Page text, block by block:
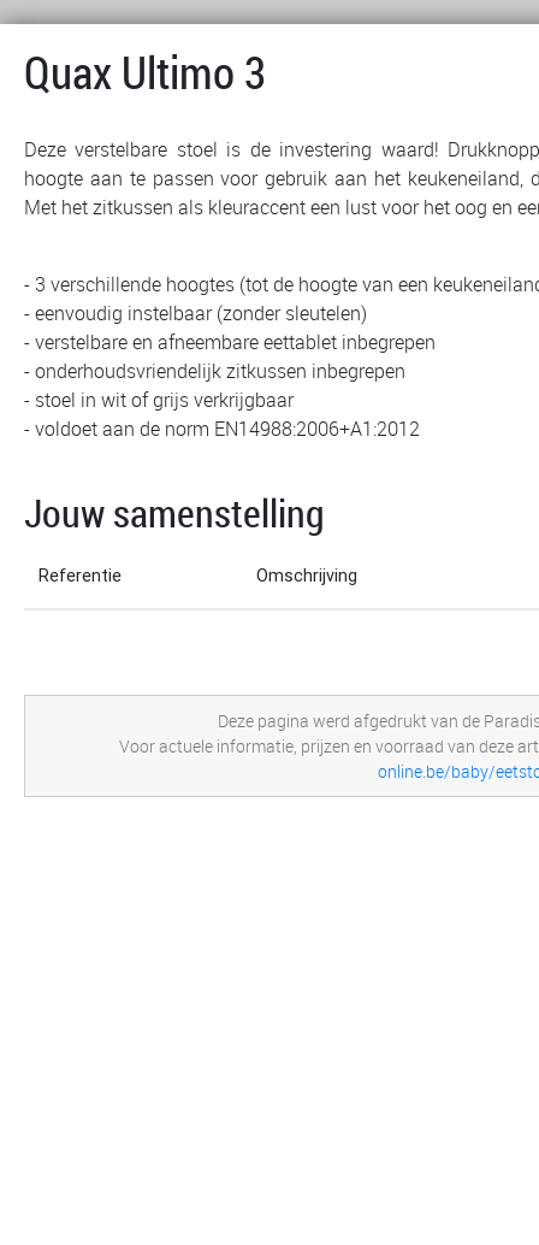
Quax Ultimo 3
Deze verstelbare stoel is de investering waard!
hoogte aan te passen voor gebruik aan het
Met het zitkussen als kleuraccent een lust voor het oog en
- 3 verschillende hoogtes (tot de hoogte van een
- eenvoudig instelbaar (zonder sleutelen)
- verstelbare en afneembare eettablet inbegrepen
- onderhoudsvriendelijk zitkussen inbegrepen
- stoel in wit of grijs verkrijgbaar
- voldoet aan de norm EN14988:2006+A1:2012
Jouw samenstelling
Referentie Omschrijving
Deze pagina werd afgedrukt van de
Voor actuele informatie, prijzen en voorraad van deze
online.be/baby/